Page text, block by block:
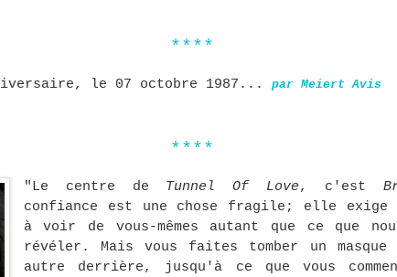
****
le 07 octobre 1987... par Meiert Avis
****
"Le centre de Tunnel Of Love, c'est
confiance est une chose fragile; elle
à voir de vous-mêmes autant que ce que
révéler. Mais vous faites tomber un
autre derrière, jusqu'à ce que vous